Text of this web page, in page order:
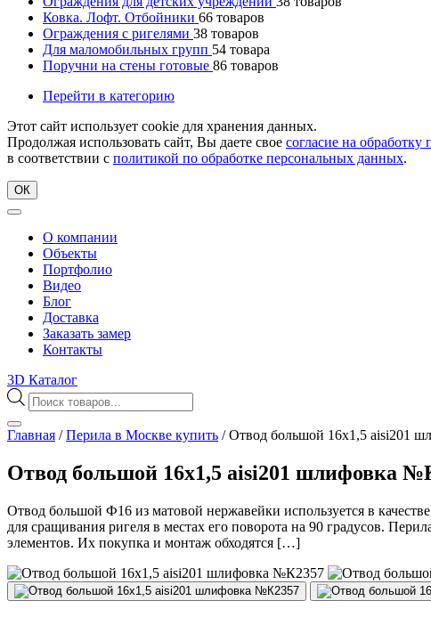
Ковка. Лофт. Отбойники 66 товаров
Ограждения с ригелями 38 товаров
Для маломобильных групп 54 товара
Поручни на стены готовые 86 товаров
Перейти в категорию
Этот сайт использует cookie для хранения данных.
Продолжая использовать сайт, Вы даете свое согласие на
в соответствии с политикой по обработке персональных данных.
ОК
О компании
Объекты
Портфолио
Видео
Блог
Доставка
Заказать замер
Контакты
3D Каталог
Поиск
товаров
Главная /Перила в Москве купить /Отвод большой 16х1,5 aisi201
Отвод большой 16х1,5 aisi201 шлифовка
Отвод большой Ф16 из матовой нержавейки используется в
для сращивания ригеля в местах его поворота на 90 градусов.
элементов. Их покупка и монтаж обходятся […]